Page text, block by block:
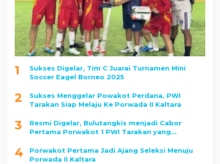
1
Sukses Digelar, Tim C Juarai Turnamen Mini
Soccer Eagel Borneo 2025
2
Sukses Menggelar Powakot Perdana, PWI
Tarakan Siap Melaju Ke Porwada II Kaltara
3
Resmi Digelar, Bulutangkis menjadi Cabor
Pertama Porwakot 1 PWI Tarakan yang
4
Porwakot Pertama Jadi Ajang Seleksi Menuju
Porwada II Kaltara